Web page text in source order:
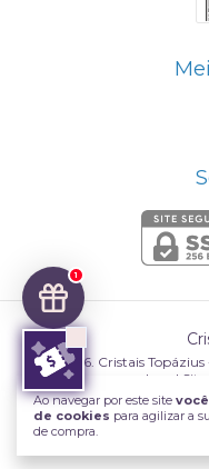
1
Ao navegar por este site
de cookies para agilizar a
de compra.
©2026. Cristais Topázius
reservados.